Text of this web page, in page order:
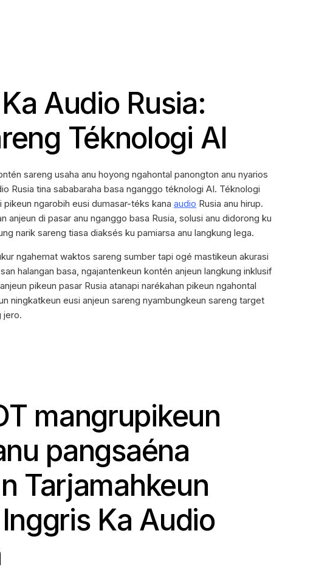
Audio Rusia:
Téknologi AI
sareng usaha anu hoyong ngahontal panongton anu nyarios
Rusia tina sababaraha basa nganggo téknologi AI. Téknologi
ngarobih eusi dumasar-téks kana audio Rusia anu hirup.
anjeun di pasar anu nganggo basa Rusia, solusi anu didorong ku
narik sareng tiasa diaksés ku pamiarsa anu langkung lega.
ngahemat waktos sareng sumber tapi ogé mastikeun akurasi
halangan basa, ngajantenkeun kontén anjeun langkung inklusif
pikeun pasar Rusia atanapi narékahan pikeun ngahontal
ningkatkeun eusi anjeun sareng nyambungkeun sareng target
jero.
mangrupikeun
pangsaéna
Tarjamahkeun
Ka Audio